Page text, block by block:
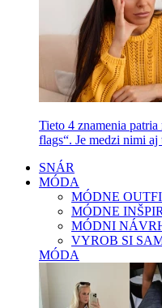
Tieto 4 znamenia patria
flags“. Je medzi nimi aj
SNÁR
MÓDA
MÓDNE
MÓDNE
MÓDNI
VYROB SI
MÓDA